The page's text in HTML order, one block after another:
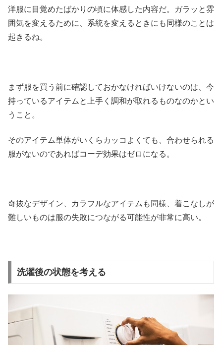
洋服に目覚めたばかりの頃に体感した内容だ。ガラッと雰
囲気を変えるために、系統を変えるときにも同様のことは
起きるね。
まず服を買う前に確認しておかなければいけないのは、今
持っているアイテムと上手く調和が取れるものなのかとい
うこと。
そのアイテム単体がいくらカッコよくても、合わせられる
服がないのであればコーデ効果はゼロになる。
奇抜なデザイン、カラフルなアイテムも同様、着こなしが
難しいものは服の失敗につながる可能性が非常に高い。
洗濯後の状態を考える